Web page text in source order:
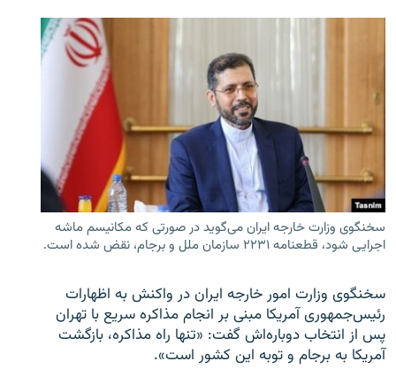
به ما بپیوندید
زبان‌های دیگر
سخنگوی وزارت خارجه ایران می‌گوید در صورتی که مکانیسم ماشه
اجرایی شود، قطعنامه ۲۲۳۱ سازمان ملل و برجام، نقض شده است.
سخنگوی وزارت امور خارجه ایران در واکنش به اظهارات
رئیس‌جمهوری آمریکا مبنی بر انجام مذاکره سریع با تهران
پس از انتخاب دوباره‌اش گفت: «تنها راه مذاکره، بازگشت
آمریکا به برجام و توبه این کشور است».